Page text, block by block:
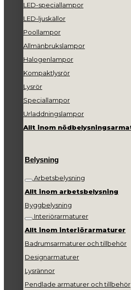
LED-speciallampor
LED-ljuskällor
Poollampor
Allmänbrukslampor
Halogenlampor
Kompaktlysrör
Lysrör
Speciallampor
Urladdningslampor
Allt inom
Belysning
Arbetsbelysning
Allt inom arbetsbelysning
Byggbelysning
Interiörarmaturer
Allt inom interiörarmaturer
Badrumsarmaturer och tillbehör
Designarmaturer
Lysrännor
Pendlade armaturer och tillbehör